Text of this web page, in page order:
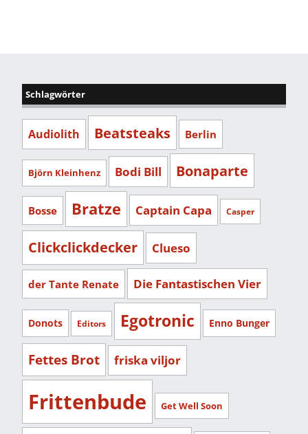
Schlagwörter
Audiolith Beatsteaks Berlin
Björn Kleinhenz Bodi Bill Bonaparte
Bosse Bratze Captain Capa Casper
Clickclickdecker Clueso
der Tante Renate Die Fantastischen Vier
Donots Editors Egotronic Enno Bunger
Fettes Brot friska viljor
Frittenbude Get Well Soon